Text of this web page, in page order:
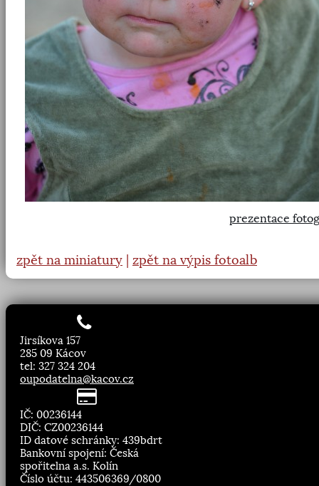
prezentace
zpět na miniatury zpět na výpis fotoalb
Jirsíkova 157
285 09 Kácov
tel: 327 324 204
oupodatelna@kacov.cz
IČ: 00236144
DIČ: CZ00236144
ID datové schránky: 439bdrt
Bankovní spojení: Česká
spořitelna a.s. Kolín
Číslo účtu: 443506369/0800